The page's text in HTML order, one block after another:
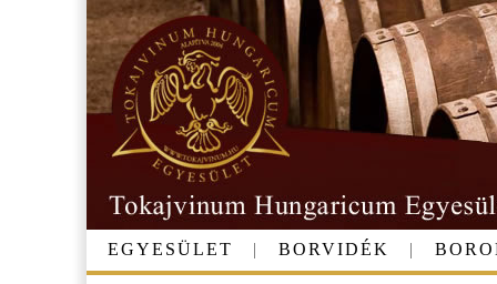
EGYESÜLET | BORVIDÉK |